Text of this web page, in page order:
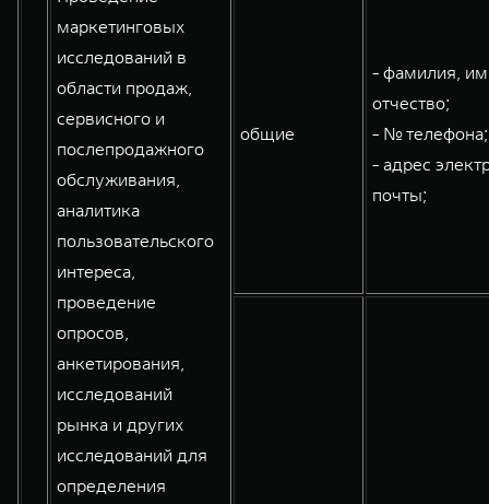
маркетинговых
исследований в
области продаж,
сервисного и
послепродажного
обслуживания,
аналитика
пользовательского
интереса,
проведение
опросов,
анкетирования,
исследований
рынка и других
исследований для
определения
общие
- фамилия,
отчество;
- № телефона;
- адрес
почты;